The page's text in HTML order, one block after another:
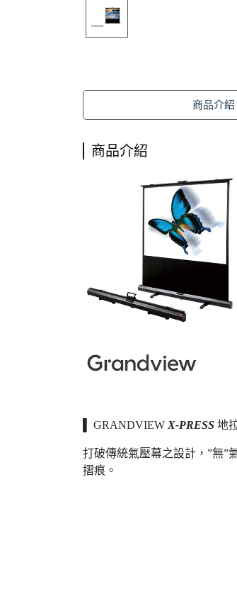
商品介紹
商品介紹
▌ GRANDVIEW X-PRESS 地
打破傳統氣壓幕之設計，”無”
摺痕。